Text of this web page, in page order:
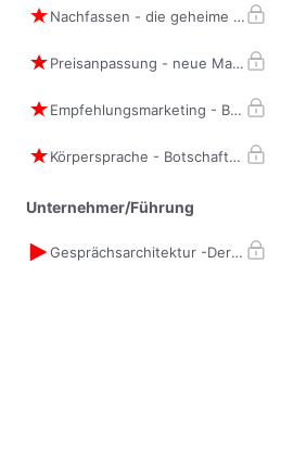
Nachfassen - die geheime Superkraft
Preisanpassung - neue Marktbedingungen
Empfehlungsmarketing - Botschafter gewinnen
Körpersprache - Botschaften ohne Worte
Unternehmer/Führung
Gesprächsarchitektur -Der Bauplan des exzellenten Verkaufsgesprächs